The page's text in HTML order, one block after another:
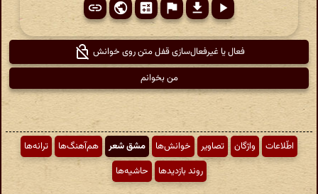
فعال یا غیرفعال‌سازی قفل متن روی خوانش
من بخوانم
اطّلاعات واژگان تصاویر خوانش‌ها مشق شعر هم‌آهنگ‌ها
ترانه‌ها
روند بازدیدها
حاشیه‌ها